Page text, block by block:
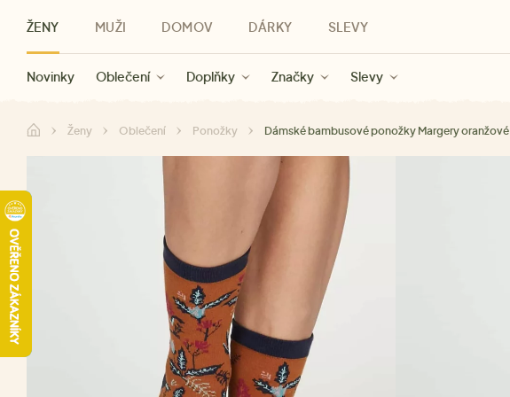
ŽENY
Novinky Oblečení Doplňky Značky Slevy
MUŽI
Novinky Oblečení Značky Slevy
DOMOV
Kategorie Značky Slevy
DÁRKY
Pro ženy Pro muže Pro děti Pro všechny Dárkové poukazy
SLEVY
Slevy ženy Slevy muži
Ženy Oblečení Ponožky Dámské bambusové ponožky Margery oranžové